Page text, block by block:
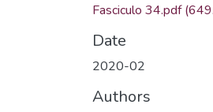
Fasciculo 34.pdf
Date
2020-02
Authors